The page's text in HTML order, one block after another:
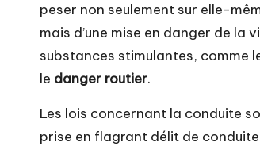
peser non seulement sur elle-
mais d’une mise en danger de la
substances stimulantes, comme
le danger routier.
Les lois concernant la conduite
prise en flagrant délit de